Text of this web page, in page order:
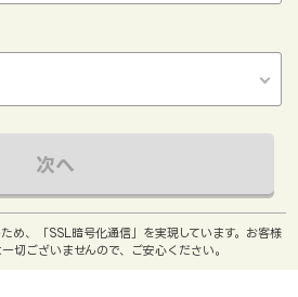
次へ
め、「SSL暗号化通信」を実現しています。お客様
切ございませんので、ご安心ください。